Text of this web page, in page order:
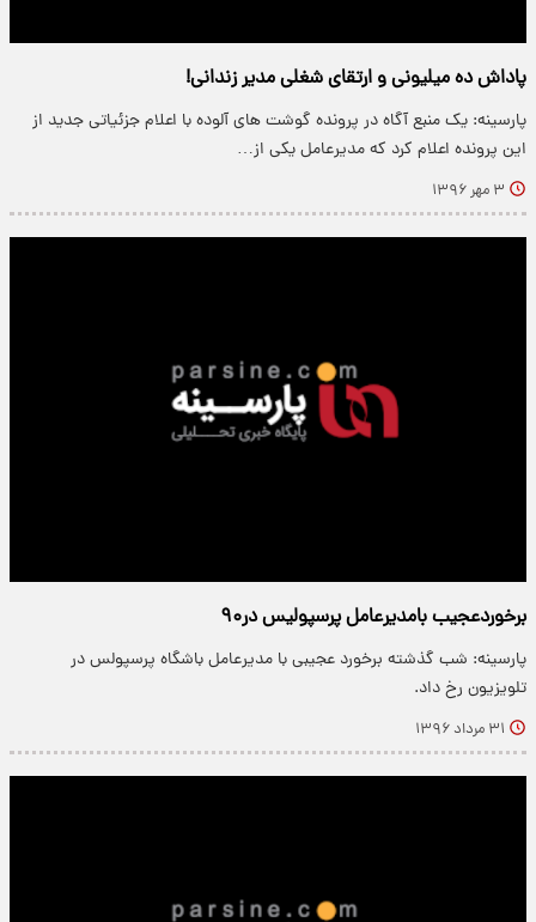
پاداش ده میلیونی و ارتقای شغلی مدیر زندانی!
پارسینه: یک منبع آگاه در پرونده گوشت های آلوده با اعلام جزئیاتی جدید از
این پرونده اعلام کرد که مدیرعامل یکی از…
۳ مهر ۱۳۹۶
برخوردعجیب بامدیرعامل پرسپولیس در۹۰
پارسینه: شب گذشته برخورد عجیبی با مدیرعامل باشگاه پرسپولس در
تلویزیون رخ داد.
۳۱ مرداد ۱۳۹۶